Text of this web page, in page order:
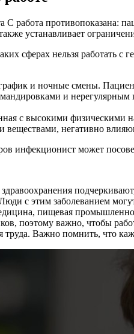
С работа противопоказана:
устанавливает
сферах нельзя работать
и ночные смены.
и
с высокими физическими
веществами, негативно
инфекционист может
с этим заболеванием
пищевая
поэтому важно, чтобы
труда. Важно помнить, что